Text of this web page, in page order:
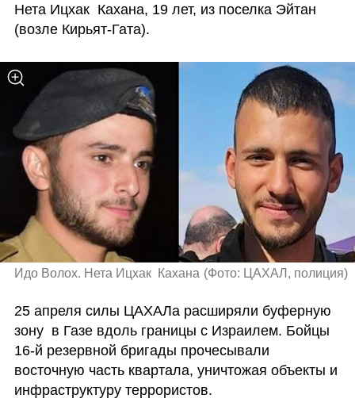
Нета Ицхак  Кахана, 19 лет, из поселка Эйтан
(возле Кирьят-Гата).
Идо Волох. Нета Ицхак  Кахана (Фото: ЦАХАЛ, полиция)
25 апреля силы ЦАХАЛа расширяли буферную
зону  в Газе вдоль границы с Израилем. Бойцы
16-й резервной бригады прочесывали
восточную часть квартала, уничтожая объекты и
инфраструктуру террористов.